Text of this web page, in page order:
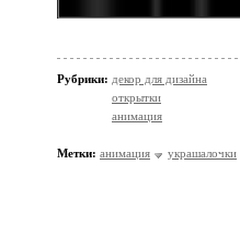
Рубрики: декор для дизайна
открытки
анимация
Метки: анимация украшалочки